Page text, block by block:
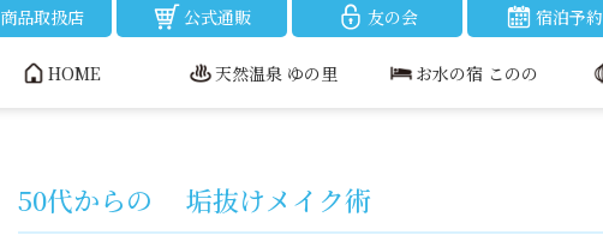
商品取扱店 公式通販 友の会 宿泊予約
HOME 天然温泉 ゆの里 お水の宿 このの
50代からの 垢抜けメイク術